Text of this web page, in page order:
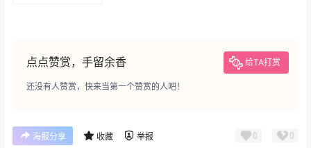
点点赞赏，手留余香 给TA打赏
还没有人赞赏，快来当第一个赞赏的人吧！
海报分享 收藏 举报 0 0